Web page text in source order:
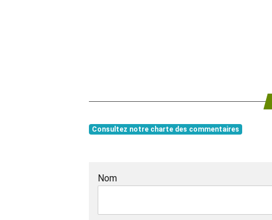
Consultez notre charte des commentaires
Nom